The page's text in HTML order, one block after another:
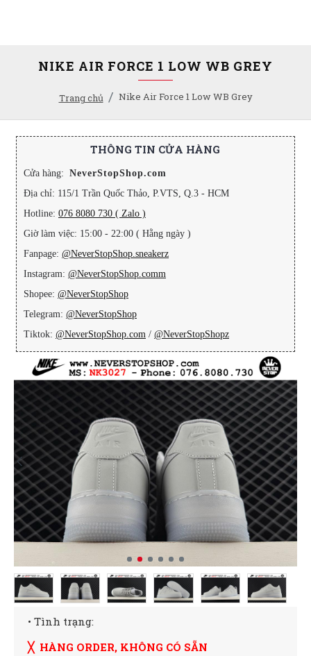
Trang chủ Nike Air Force 1 Low WB Grey
NIKE AIR FORCE 1 LOW WB GREY
THÔNG TIN CỬA HÀNG
Cửa hàng: NeverStopShop.com
Địa chỉ: 115/1 Trần Quốc Thảo, P.VTS, Q.3 - HCM
Hotline: 076 8080 730 ( Zalo )
Giờ làm việc: 15:00 - 22:00 ( Hằng ngày )
Fanpage: @NeverStopShop.sneakerz
Instagram: @NeverStopShop.comm
Shopee: @NeverStopShop
Telegram: @NeverStopShop
Tiktok: @NeverStopShop.com / @NeverStopShopz
• Tình trạng:
╳ HÀNG ORDER, KHÔNG CÓ SẴN